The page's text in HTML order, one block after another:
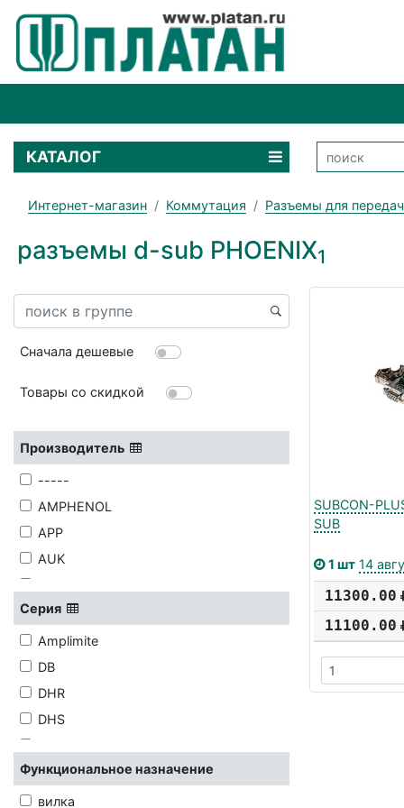
КАТАЛОГ
Интернет-магазин Коммутация Разъемы для
разъемы d-sub PHOENIX1
Сначала дешевые
Товары со скидкой
Производитель
-----
AMPHENOL
APP
AUK
BROWNBEAR
CONEC
CONNFLY
CUIDEV
DIV
FOXCONN
Серия
Amplimite
DB
DHR
DHS
DN
DNT
Функциональное назначение
вилка
SUBCON-
SUB
1 шт 14
11300.00
11100.00